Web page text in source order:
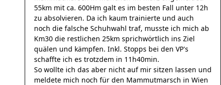
55km mit ca. 600Hm galt es im besten Fall unter 12h
zu absolvieren. Da ich kaum trainierte und auch
noch die falsche Schuhwahl traf, musste ich mich ab
Km30 die restlichen 25km sprichwörtlich ins Ziel
quälen und kämpfen. Inkl. Stopps bei den VP's
schaffte ich es trotzdem in 11h40min.
So wollte ich das aber nicht auf mir sitzen lassen und
meldete mich noch für den Mammutmarsch in Wien